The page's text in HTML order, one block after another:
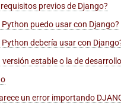
previos de Django?
Python puedo usar con Django?
Python debería usar con
versión estable o la de
un error importando